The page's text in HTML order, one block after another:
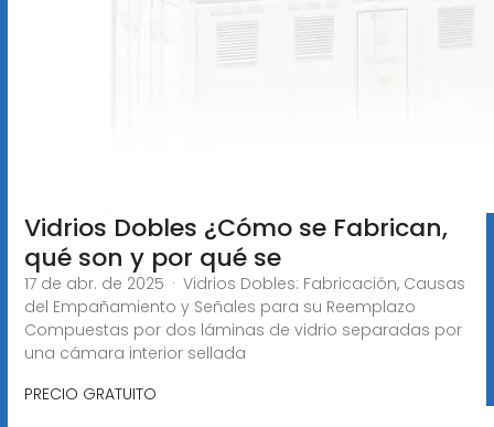
Vidrios Dobles ¿Cómo se Fabrican,
qué son y por qué se
17 de abr. de 2025 · Vidrios Dobles: Fabricación, Causas
del Empañamiento y Señales para su Reemplazo
Compuestas por dos láminas de vidrio separadas por
una cámara interior sellada
PRECIO GRATUITO